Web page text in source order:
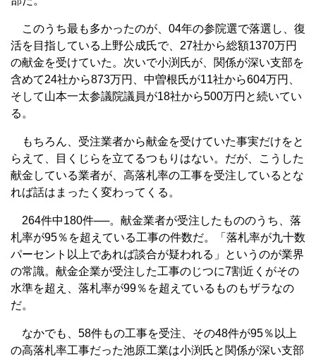
このうち最も多かったのが、04年の参院選で落選し、復
活を目指している上野公成氏で、27社から総額1370万円
の献金を受けていた。次いで小渕氏が、関係が深い支部を
含めて24社から873万円、中曽根氏が11社から604万円、
そして山本一太参議院議員が18社から500万円と続いてい
る。
もちろん、受注業者から献金を受けていた事実だけをと
らえて、目くじらを立てるつもりはない。だが、こうした
献金している業者が、高落札率の工事を受注しているとな
れば話はまったく変わってくる。
264件中180件──。献金業者が受注したもののうち、落
札率が95％を超えている工事の件数だ。「落札率が九十数
パーセント以上であれば談合が疑われる」というのが業界
の常識。献金企業が受注した工事のじつに7割近くがその
水準を超え、落札率が99％を超えているものもザラなの
だ。
なかでも、58件もの工事を受注、その48件が95％以上
の高落札率工事だった池原工業は小渕氏と関係が深い支部